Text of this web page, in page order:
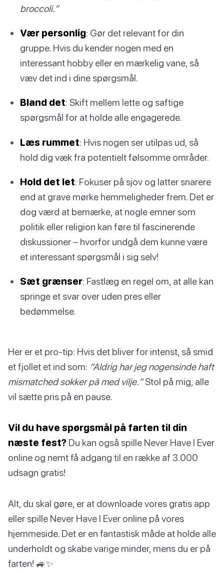
broccoli.”
Vær personlig: Gør det relevant for din
gruppe. Hvis du kender nogen med en
interessant hobby eller en mærkelig vane, så
væv det ind i dine spørgsmål.
Bland det: Skift mellem lette og saftige
spørgsmål for at holde alle engagerede.
Læs rummet: Hvis nogen ser utilpas ud, så
hold dig væk fra potentielt følsomme områder.
Hold det let: Fokuser på sjov og latter snarere
end at grave mørke hemmeligheder frem. Det er
dog værd at bemærke, at nogle emner som
politik eller religion kan føre til fascinerende
diskussioner – hvorfor undgå dem kunne være
et interessant spørgsmål i sig selv!
Sæt grænser: Fastlæg en regel om, at alle kan
springe et svar over uden pres eller
bedømmelse.
Her er et pro-tip: Hvis det bliver for intenst, så smid
et fjollet et ind som: “Aldrig har jeg nogensinde haft
mismatched sokker på med vilje.”Stol på mig, alle
vil sætte pris på en pause.
Vil du have spørgsmål på farten til din
næste fest? Du kan også spille Never Have I Ever
online og nemt få adgang til en række af 3.000
udsagn gratis!
Alt, du skal gøre, er at downloade vores gratis app
eller spille Never Have I Ever online på vores
hjemmeside. Det er en fantastisk måde at holde alle
underholdt og skabe varige minder, mens du er på
farten! 🚙✨